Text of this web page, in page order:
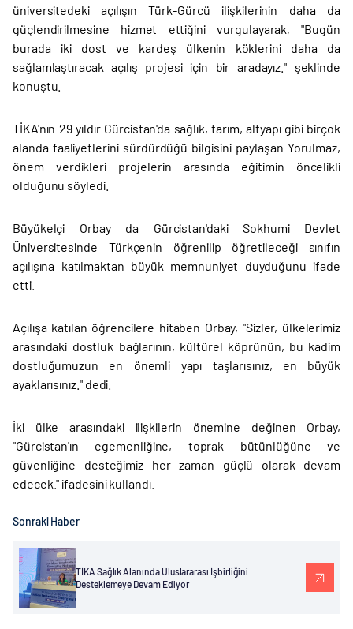
üniversitedeki açılışın Türk-Gürcü ilişkilerinin daha da
güçlendirilmesine hizmet ettiğini vurgulayarak, "Bugün
burada iki dost ve kardeş ülkenin köklerini daha da
sağlamlaştıracak açılış projesi için bir aradayız." şeklinde
konuştu.
TİKA'nın 29 yıldır Gürcistan'da sağlık, tarım, altyapı gibi birçok
alanda faaliyetlerini sürdürdüğü bilgisini paylaşan Yorulmaz,
önem verdikleri projelerin arasında eğitimin öncelikli
olduğunu söyledi.
Büyükelçi Orbay da Gürcistan'daki Sokhumi Devlet
Üniversitesinde Türkçenin öğrenilip öğretileceği sınıfın
açılışına katılmaktan büyük memnuniyet duyduğunu ifade
etti.
Açılışa katılan öğrencilere hitaben Orbay, "Sizler, ülkelerimiz
arasındaki dostluk bağlarının, kültürel köprünün, bu kadim
dostluğumuzun en önemli yapı taşlarısınız, en büyük
ayaklarısınız." dedi.
İki ülke arasındaki ilişkilerin önemine değinen Orbay,
"Gürcistan'ın egemenliğine, toprak bütünlüğüne ve
güvenliğine desteğimiz her zaman güçlü olarak devam
edecek." ifadesini kullandı.
Sonraki Haber
TİKA Sağlık Alanında Uluslararası İşbirliğini
Desteklemeye Devam Ediyor